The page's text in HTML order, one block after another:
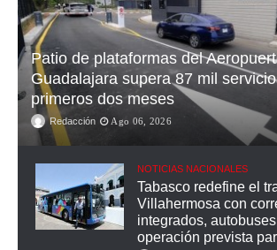
Patio de plataformas del
Guadalajara supera 87 mil
primeros dos meses
Redacción Ago 06, 2026
NOTICIAS NACIONALES
Tabasco redefine el
Villahermosa con
integrados,
operación prevista